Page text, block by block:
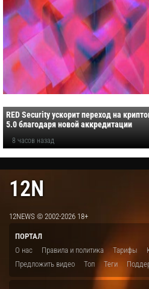
RED Security ускорит переход на
5.0 благодаря новой аккредитации
8 часов назад
12N
12NEWS © 2002-2026 18+
ПОРТАЛ
О нас
Правила и политика Тарифы
Предложить видео
Топ Теги